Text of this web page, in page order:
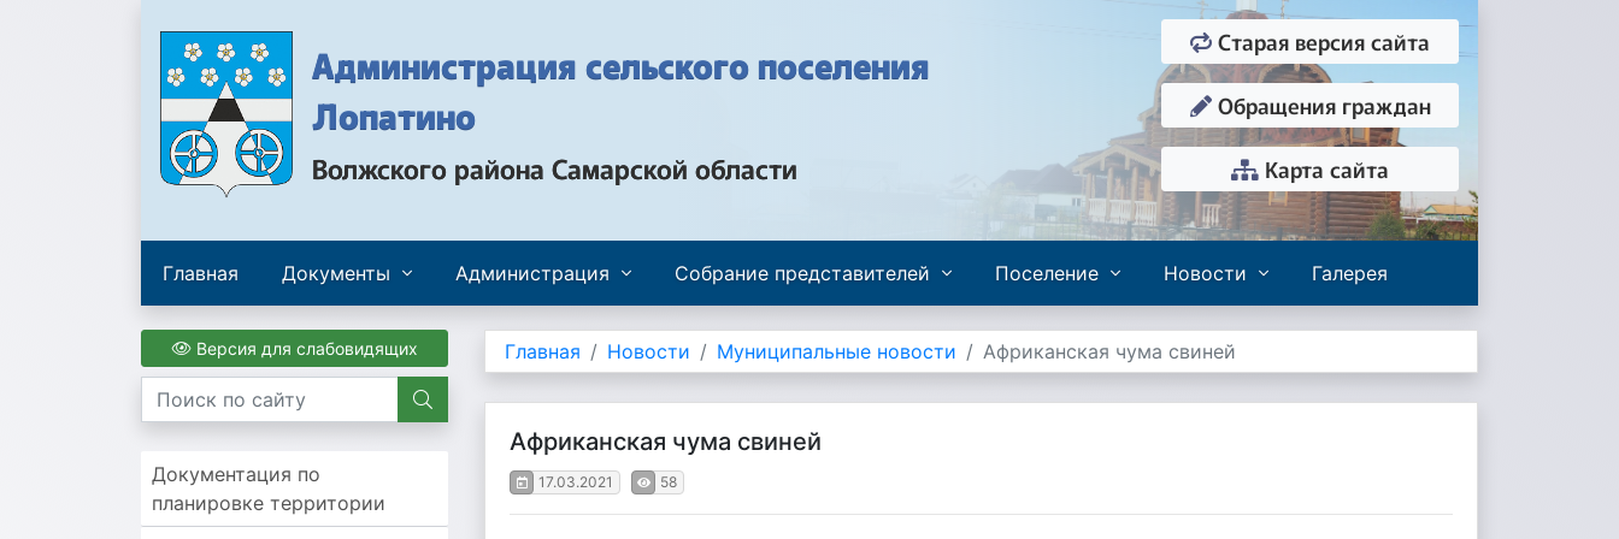
Администрация сельского поселения
Лопатино
Волжского района Самарской области
Старая версия сайта
Обращения граждан
Карта сайта
Главная Документы Администрация Собрание представителей Поселение Новости Галерея
Версия для слабовидящих
Документация по
планировке территории
Главная Новости Муниципальные новости Африканская чума свиней
Африканская чума свиней
17.03.2021 58